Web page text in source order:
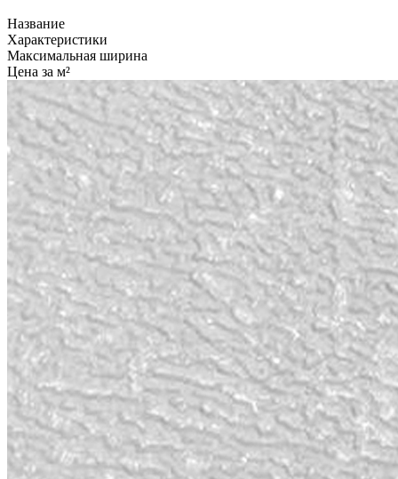
Название
Характеристики
Максимальная ширина
Цена за м²